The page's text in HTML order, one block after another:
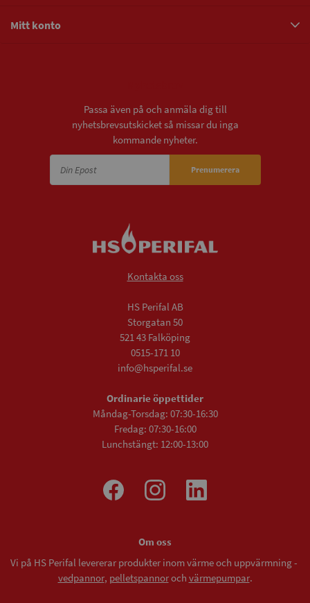
Mitt konto
Passa även på och anmäla dig till
nyhetsbrevsutskicket så missar du inga
kommande nyheter.
Prenumerera
Kontakta oss
HS Perifal AB
Storgatan 50
521 43 Falköping
0515-171 10
info@hsperifal.se
Ordinarie öppettider
Måndag-Torsdag: 07:30-16:30
Fredag: 07:30-16:00
Lunchstängt: 12:00-13:00
Om oss
Vi på HS Perifal levererar produkter inom värme och uppvärmning -
vedpannor, pelletspannoroch värmepumpar.